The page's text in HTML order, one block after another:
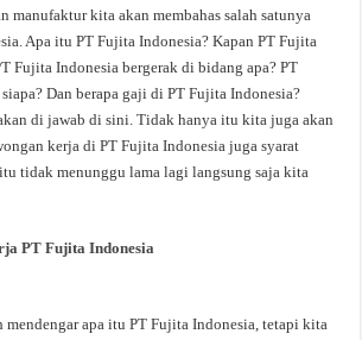
manufaktur kita akan membahas salah satunya
Apa itu PT Fujita Indonesia? Kapan PT Fujita
Fujita Indonesia bergerak di bidang apa? PT
Dan berapa gaji di PT Fujita Indonesia?
di jawab di sini. Tidak hanya itu kita juga akan
kerja di PT Fujita Indonesia juga syarat
tidak menunggu lama lagi langsung saja kita
PT Fujita Indonesia
apa itu PT Fujita Indonesia, tetapi kita